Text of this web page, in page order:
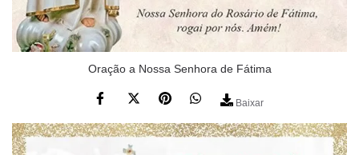
Oração a Nossa Senhora de Fátima
Baixar